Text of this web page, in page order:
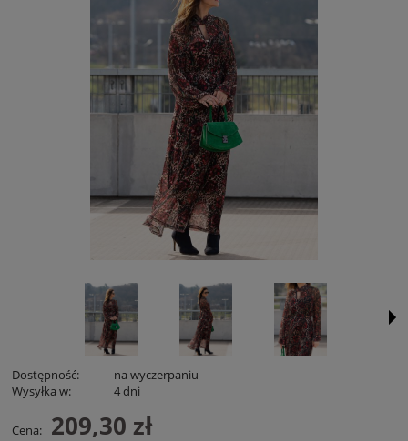
Dostępność:
na wyczerpaniu
Wysyłka w:
4 dni
Cena: 209,30 zł